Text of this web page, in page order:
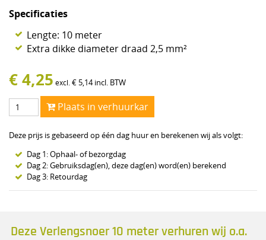
Specificaties
Lengte: 10 meter
Extra dikke diameter draad 2,5 mm²
€4,25 excl. € 5,14 incl. BTW
Plaats in verhuurkar
Deze prijs is gebaseerd op één dag huur en berekenen wij als volgt:
Dag 1: Ophaal- of bezorgdag
Dag 2: Gebruiksdag(en), deze dag(en) word(en) berekend
Dag 3: Retourdag
Deze Verlengsnoer 10 meter verhuren wij o.a.